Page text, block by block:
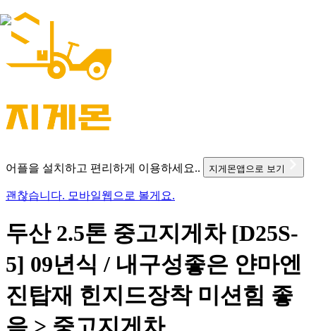
어플을 설치하고 편리하게 이용하세요.. 지게몬앱으로 보기
괜찮습니다. 모바일웹으로 볼게요.
두산 2.5톤 중고지게차 [D25S-
5] 09년식 / 내구성좋은 얀마엔
진탑재 힌지드장착 미션힘 좋